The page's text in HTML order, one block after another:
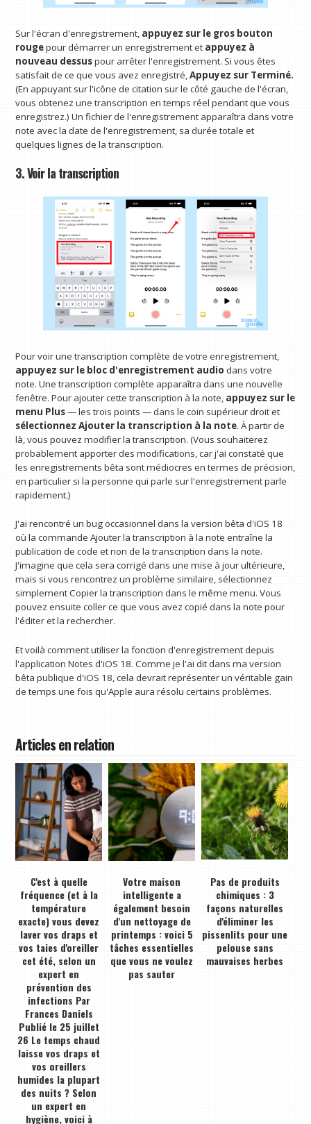
Sur l'écran d'enregistrement, appuyez sur le gros bouton
rougepour démarrer un enregistrement et appuyez à
nouveau dessuspour arrêter l'enregistrement. Si vous êtes
satisfait de ce que vous avez enregistré,Appuyez sur Terminé.
(En appuyant sur l'icône de citation sur le côté gauche de l'écran,
vous obtenez une transcription en temps réel pendant que vous
enregistrez.) Un fichier de l'enregistrement apparaîtra dans votre
note avec la date de l'enregistrement, sa durée totale et
quelques lignes de la transcription.
3. Voir la transcription
Pour voir une transcription complète de votre enregistrement,
appuyez sur le bloc d'enregistrement audio dans votre
note. Une transcription complète apparaîtra dans une nouvelle
fenêtre. Pour ajouter cette transcription à la note, appuyez sur le
menu Plus— les trois points — dans le coin supérieur droit et
sélectionnez Ajouter la transcription à la note. À partir de
là, vous pouvez modifier la transcription. (Vous souhaiterez
probablement apporter des modifications, car j'ai constaté que
les enregistrements bêta sont médiocres en termes de précision,
en particulier si la personne qui parle sur l'enregistrement parle
rapidement.)
J'ai rencontré un bug occasionnel dans la version bêta d'iOS 18
où la commande Ajouter la transcription à la note entraîne la
publication de code et non de la transcription dans la note.
J'imagine que cela sera corrigé dans une mise à jour ultérieure,
mais si vous rencontrez un problème similaire, sélectionnez
simplement Copier la transcription dans le même menu. Vous
pouvez ensuite coller ce que vous avez copié dans la note pour
l'éditer et la rechercher.
Et voilà comment utiliser la fonction d'enregistrement depuis
l'application Notes d'iOS 18. Comme je l'ai dit dans ma version
bêta publique d'iOS 18, cela devrait représenter un véritable gain
de temps une fois qu'Apple aura résolu certains problèmes.
Articles en relation
C'est à quelle
fréquence (et à la
température
exacte) vous devez
laver vos draps et
vos taies d'oreiller
cet été, selon un
expert en
prévention des
infections Par
Frances Daniels
Publié le 25 juillet
26 Le temps chaud
laisse vos draps et
vos oreillers
humides la plupart
des nuits ? Selon
un expert en
hygiène, voici à
Votre maison
intelligente a
également besoin
d'un nettoyage de
printemps : voici 5
tâches essentielles
que vous ne voulez
pas sauter
Pas de produits
chimiques : 3
façons naturelles
d'éliminer les
pissenlits pour une
pelouse sans
mauvaises herbes